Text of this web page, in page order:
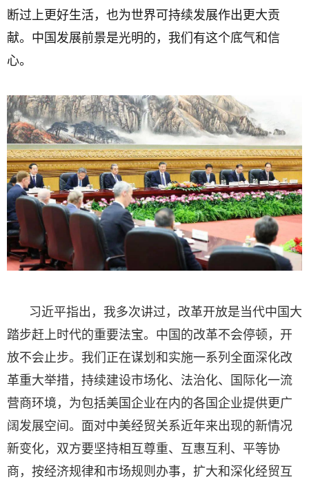
断过上更好生活，也为世界可持续发展作出更大贡
献。中国发展前景是光明的，我们有这个底气和信
心。
习近平指出，我多次讲过，改革开放是当代中国大
踏步赶上时代的重要法宝。中国的改革不会停顿，开
放不会止步。我们正在谋划和实施一系列全面深化改
革重大举措，持续建设市场化、法治化、国际化一流
营商环境，为包括美国企业在内的各国企业提供更广
阔发展空间。面对中美经贸关系近年来出现的新情况
新变化，双方要坚持相互尊重、互惠互利、平等协
商，按经济规律和市场规则办事，扩大和深化经贸互